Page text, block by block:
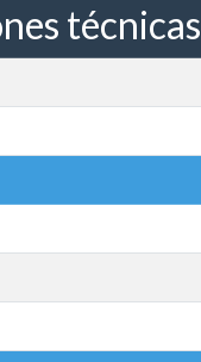
técnicas